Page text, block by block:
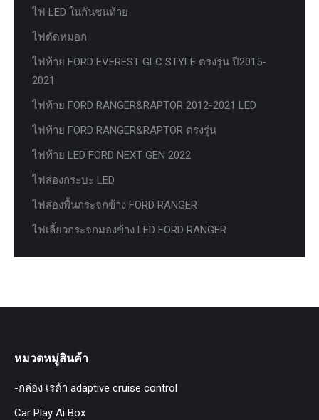
ไฟ LED ในกันชนท้าย
ไฟตัดหมอก
ไฟท้าย FORD EVEREST GLC STYLE ตรงรุ่น ปี2015-
2021
ไฟท้าย FORD RANGER&RAPTOR 2012-2021 LED
ไฟท้าย FORD RANGER&RAPTOR ตรงรุ่น
ไฟท้าย LED FORD NEXT GEN 2022
ไฟส่องกระบะ LED
ไฟส่องพื้นกระจกข้าง FORD RANGER
ไฟเลี้ยวกระจกมองข้าง LED FORD RANGER
หมวดหมู่สินค้า
-กล่อง เรด้า adaptive cruise control
Car Play Ai Box